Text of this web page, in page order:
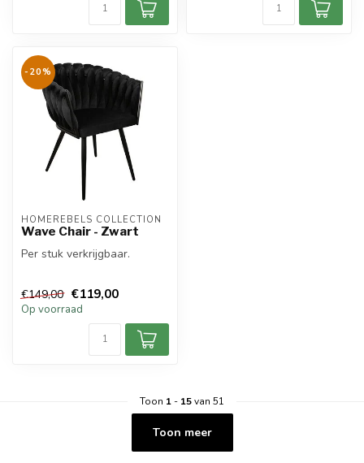
-20%
HOMEREBELS COLLECTION
Wave Chair - Zwart
Per stuk verkrijgbaar.
€149,00 €119,00
Op voorraad
Toon 1- 15van 51
Toon meer